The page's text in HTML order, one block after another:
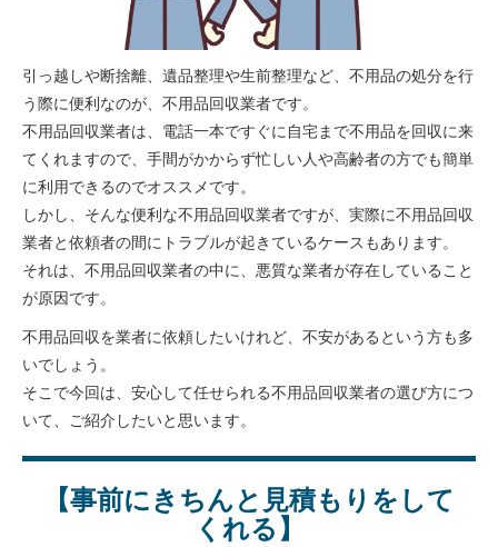
引っ越しや断捨離、遺品整理や生前整理など、不用品の処分を行
う際に便利なのが、不用品回収業者です。
不用品回収業者は、電話一本ですぐに自宅まで不用品を回収に来
てくれますので、手間がかからず忙しい人や高齢者の方でも簡単
に利用できるのでオススメです。
しかし、そんな便利な不用品回収業者ですが、実際に不用品回収
業者と依頼者の間にトラブルが起きているケースもあります。
それは、不用品回収業者の中に、悪質な業者が存在していること
が原因です。
不用品回収を業者に依頼したいけれど、不安があるという方も多
いでしょう。
そこで今回は、安心して任せられる不用品回収業者の選び方につ
いて、ご紹介したいと思います。
【事前にきちんと見積もりをして
くれる】